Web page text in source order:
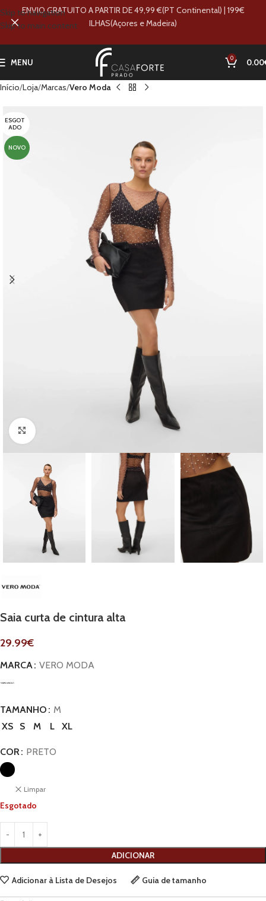
Skip to navigation
Skip to main content
MENU 0 0.00
Início Loja Marcas Vero Moda
ESGOT
ADO
NOVO
Clique para ampliar
Saia curta de cintura alta
29.99€
MARCA VERO MODA
TAMANHO
M
XS
S M L XL
COR PRETO
Limpar
Esgotado
ADICIONAR
Adicionar à Lista de Desejos Guia de tamanho
ENVIO GRATUITO A PARTIR DE 49,99 €(PT Continental) | 199€
ILHAS(Açores e Madeira)